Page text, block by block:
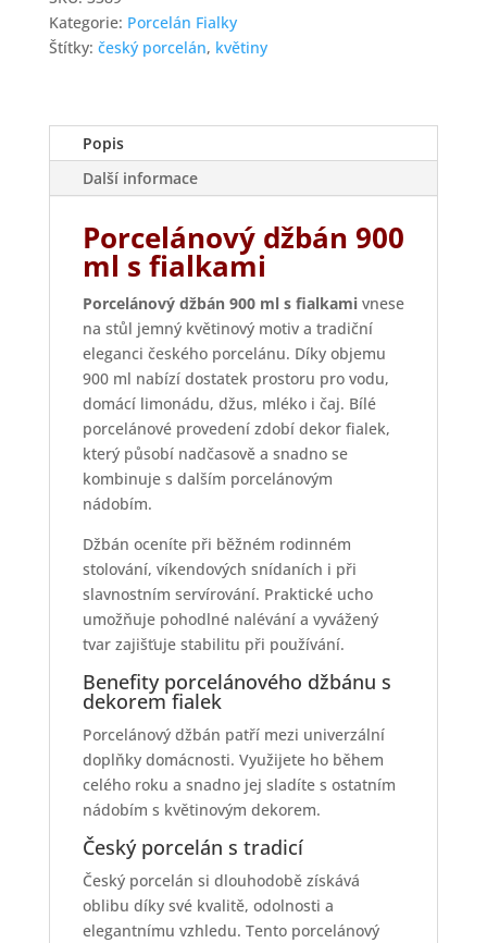
množství
Kategorie: Porcelán Fialky
Štítky: český porcelán, květiny
Popis
Další informace
Porcelánový džbán 900
ml s fialkami
Porcelánový džbán 900 ml s fialkamivnese
na stůl jemný květinový motiv a tradiční
eleganci českého porcelánu. Díky objemu
900 ml nabízí dostatek prostoru pro vodu,
domácí limonádu, džus, mléko i čaj. Bílé
porcelánové provedení zdobí dekor fialek,
který působí nadčasově a snadno se
kombinuje s dalším porcelánovým
nádobím.
Džbán oceníte při běžném rodinném
stolování, víkendových snídaních i při
slavnostním servírování. Praktické ucho
umožňuje pohodlné nalévání a vyvážený
tvar zajišťuje stabilitu při používání.
Benefity porcelánového džbánu s
dekorem fialek
Porcelánový džbán patří mezi univerzální
doplňky domácnosti. Využijete ho během
celého roku a snadno jej sladíte s ostatním
nádobím s květinovým dekorem.
Český porcelán s tradicí
Český porcelán si dlouhodobě získává
oblibu díky své kvalitě, odolnosti a
elegantnímu vzhledu. Tento porcelánový